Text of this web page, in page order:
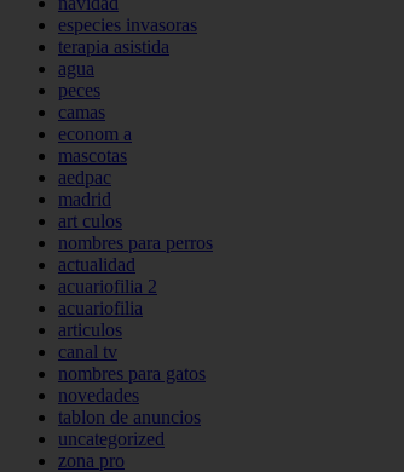
especies invasoras
terapia asistida
agua
peces
camas
econom a
mascotas
aedpac
madrid
art culos
nombres para perros
actualidad
acuariofilia 2
acuariofilia
articulos
canal tv
nombres para gatos
novedades
tablon de anuncios
uncategorized
zona pro